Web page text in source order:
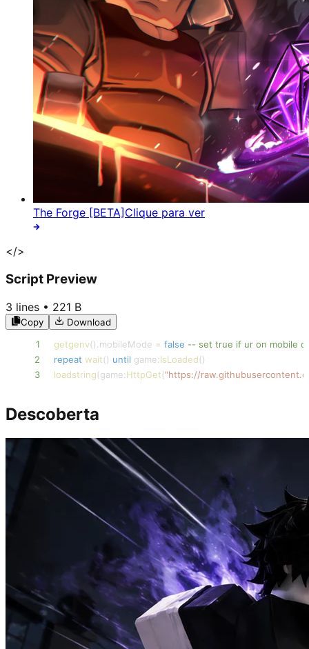
The Forge [BETA] Clique para ver
</>
Script Preview
3 lines • 221 B
Copy Download
1 getgenv() mobileMode = false -- set true if ur on mobile
2
repeat wait() until game:IsLoaded()
3
loadstring(game:HttpGet("https://
Descoberta